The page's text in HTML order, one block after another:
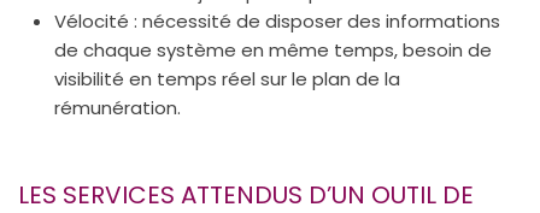
Vélocité : nécessité de disposer des informations
de chaque système en même temps, besoin de
visibilité en temps réel sur le plan de la
rémunération.
LES SERVICES ATTENDUS D’UN OUTIL DE